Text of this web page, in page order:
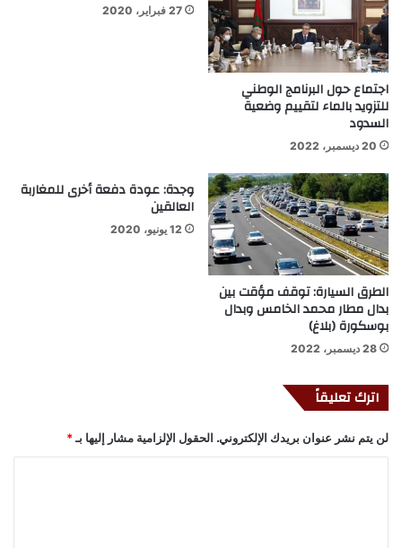
اجتماع حول البرنامج الوطني
للتزويد بالماء لتقييم وضعية
السدود
20 ديسمبر، 2022
27 فبراير، 2020
الطرق السيارة: توقف مؤقت بين
بدال مطار محمد الخامس وبدال
بوسكورة (بلاغ)
28 ديسمبر، 2022
وجدة: عودة دفعة أخرى للمغاربة
العالقين
12 يونيو، 2020
اترك تعليقاً
لن يتم نشر عنوان بريدك الإلكتروني. الحقول الإلزامية مشار إليها بـ *